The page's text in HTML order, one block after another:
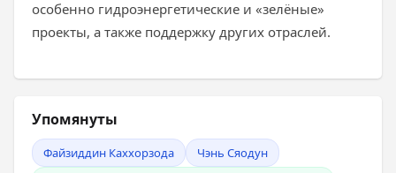
особенно гидроэнергетические и «зелёные»
проекты, а также поддержку других отраслей.
Упомянуты
Файзиддин Каххорзода
Чэнь Сяодун